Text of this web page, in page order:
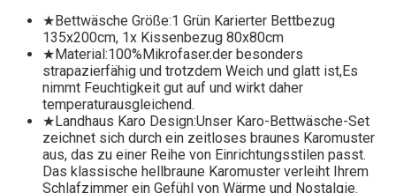
★Bettwäsche Größe:1 Grün Karierter Bettbezug
135x200cm, 1x Kissenbezug 80x80cm
★Material:100%Mikrofaser.der besonders
strapazierfähig und trotzdem Weich und glatt ist,Es
nimmt Feuchtigkeit gut auf und wirkt daher
temperaturausgleichend.
★Landhaus Karo Design:Unser Karo-Bettwäsche-Set
zeichnet sich durch ein zeitloses braunes Karomuster
aus, das zu einer Reihe von Einrichtungsstilen passt.
Das klassische hellbraune Karomuster verleiht Ihrem
Schlafzimmer ein Gefühl von Wärme und Nostalgie.